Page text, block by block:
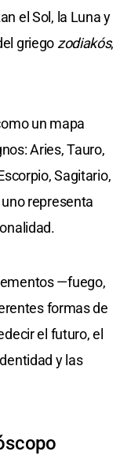
el Sol, la Luna y
griego zodiakós,
un mapa
Aries, Tauro,
Sagitario,
representa
—fuego,
formas de
el futuro, el
y las